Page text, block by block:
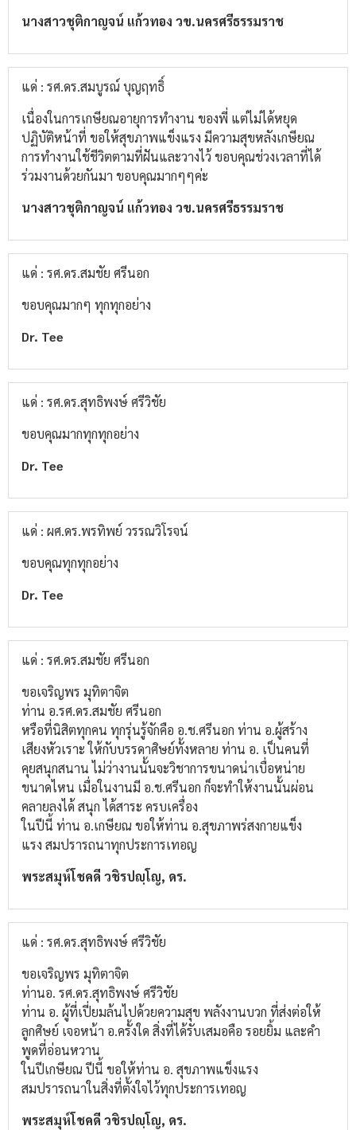
นางสาวชุติกาญจน์ แก้วทอง วข.นครศรีธรรมราช
แด่ : รศ.ดร.สมบูรณ์ บุญฤทธิ์
เนื่องในการเกษียณอายุการทำงาน ของพี่ แต่ไม่ได้หยุด
ปฏิบัติหน้าที่ ขอให้สุขภาพแข็งแรง มีความสุขหลังเกษียณ
การทำงานใช้ชีวิตตามที่ฝันและวางไว้ ขอบคุณช่วงเวลาที่ได้
ร่วมงานด้วยกันมา ขอบคุณมากๆๆค่ะ
นางสาวชุติกาญจน์ แก้วทอง วข.นครศรีธรรมราช
แด่ : รศ.ดร.สมชัย ศรีนอก
ขอบคุณ​มาก​ๆ​ ทุกทุกอย่าง​
Dr. Tee
แด่ : รศ.ดร.สุทธิพงษ์ ศรีวิชัย
ขอบคุณ​มาก​ทุก​ทุกอย่าง​
Dr. Tee
แด่ : ผศ.ดร.พรทิพย์ วรรณวิโรจน์
ขอบคุณ​ทุกทุกอย่าง
Dr. Tee
แด่ : รศ.ดร.สมชัย ศรีนอก
ขอเจริญพร มุทิตาจิต
ท่าน อ.รศ.ดร.สมชัย ศรีนอก
หรือที่นิสิตทุกคน ทุกรุ่นรู้จักคือ อ.ช.ศรีนอก ท่าน อ.ผู้สร้าง
เสียงหัวเราะ ให้กับบรรดาศิษย์ทั้งหลาย ท่าน อ. เป็นคนที่
คุยสนุกสนาน ไม่ว่างานนั้นจะวิชาการขนาดน่าเบื่อหน่าย
ขนาดไหน เมื่อในงานมี อ.ช.ศรีนอก ก็จะทำให้งานนั้นผ่อน
คลายลงได้ สนุก ได้สาระ ครบเครื่อง
ในปีนี้ ท่าน อ.เกษียณ ขอให้ท่าน อ.สุขภาพร่สงกายแข็ง
แรง สมปรารถนาทุกประการเทอญ
พระสมุห์โชคดี วชิรปญฺโญ, ดร.
แด่ : รศ.ดร.สุทธิพงษ์ ศรีวิชัย
ขอเจริญพร มุทิตาจิต
ท่านอ. รศ.ดร.สุทธิพงษ์ ศรีวิชัย
ท่าน อ. ผู้ที่เปี่ยมล้นไปด้วยความสุข พลังงานบวก ที่ส่งต่อให้
ลูกศิษย์ เจอหน้า อ.ครั้งใด สิ่งที่ได้รับเสมอคือ รอยยิ้ม และคำ
พูดที่อ่อนหวาน
ในปีเกษียณ ปีนี้ ขอให้ท่าน อ. สุขภาพแข็งแรง
สมปรารถนาในสิ่งที่ตั้งใจไว้ทุกประการเทอญ
พระสมุห์โชคดี วชิรปญฺโญ, ดร.